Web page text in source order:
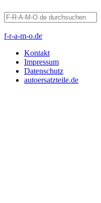
f-r-a-m-o.de
Kontakt
Impressum
Datenschutz
autoersatzteile.de